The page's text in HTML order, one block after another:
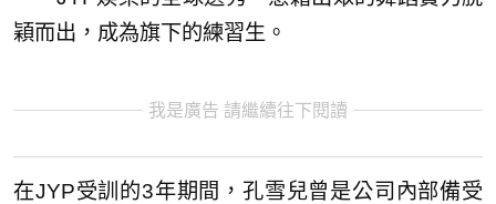
穎而出，成為旗下的練習生。
我是廣告 請繼續往下閱讀
在JYP受訓的3年期間，孔雪兒曾是公司內部備受